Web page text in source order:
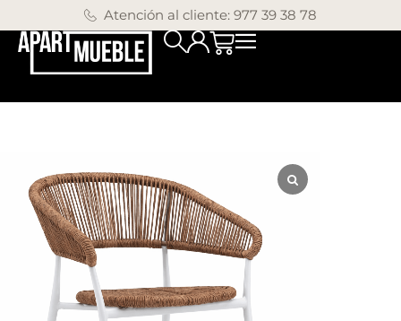
Atención al cliente: 977 39 38 78